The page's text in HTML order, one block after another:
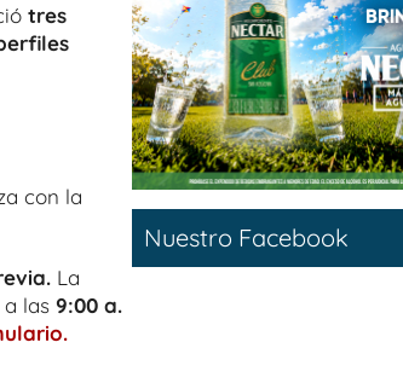
tres
con la
La
las 9:00 a.
Nuestro Facebook